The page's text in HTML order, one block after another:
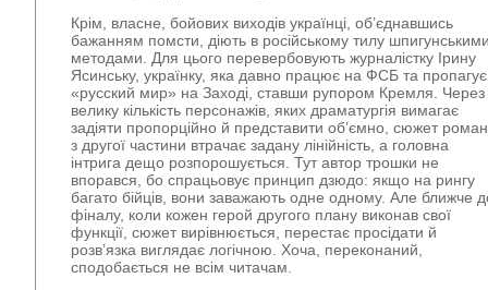
Крім, власне, бойових виходів українці, об’єднавшись
бажанням помсти, діють в російському тилу
методами. Для цього перевербовують журналістку Ірину
Ясинську, українку, яка давно працює на ФСБ та пропагує
«русский мир» на Заході, ставши рупором Кремля. Через
велику кількість персонажів, яких драматургія вимагає
задіяти пропорційно й представити об’ємно, сюжет
з другої частини втрачає задану лінійність, а головна
інтрига дещо розпорошується. Тут автор трошки не
впорався, бо спрацьовує принцип дзюдо: якщо на рингу
багато бійців, вони заважають одне одному. Але ближче
фіналу, коли кожен герой другого плану виконав свої
функції, сюжет вирівнюється, перестає просідати й
розв’язка виглядає логічною. Хоча, переконаний,
сподобається не всім читачам.